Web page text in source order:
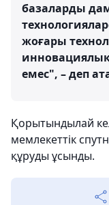
базаларды
жоғары
емес", – деп
Қорытындылай
мемлекеттік
құруды ұсынды.